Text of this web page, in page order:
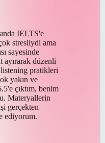
IELTS'e
stresliydi ama
sayesinde
ayırarak düzenli
pratikleri
yakın ve
çıktım, benim
Materyallerin
gerçekten
ediyorum.